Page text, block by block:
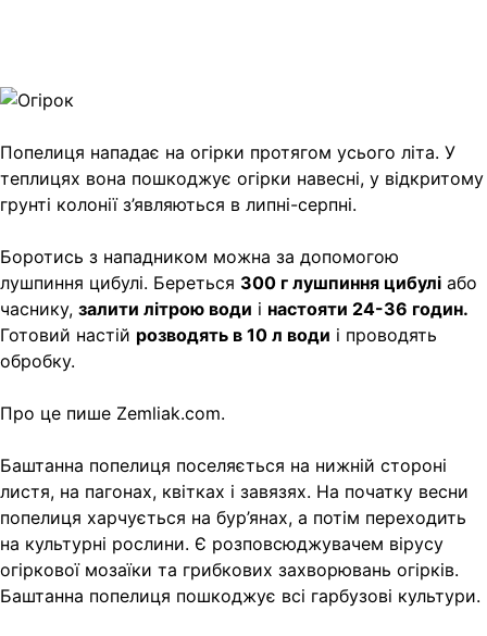
Link
Print
Попелиця нападає на огірки протягом усього літа. У
теплицях вона пошкоджує огірки навесні, у відкритому
грунті колонії з’являються в липні-серпні.
Боротись з нападником можна за допомогою
лушпиння цибулі. Береться 300 г лушпиння цибулі або
часнику, залити літрою води і настояти 24-36 годин.
Готовий настій розводять в 10 л води і проводять
обробку.
Про це пише Zemliak.com.
Баштанна попелиця поселяється на нижній стороні
листя, на пагонах, квітках і завязях. На початку весни
попелиця харчується на бур’янах, а потім переходить
на культурні рослини. Є розповсюджувачем вірусу
огіркової мозаїки та грибкових захворювань огірків.
Баштанна попелиця пошкоджує всі гарбузові культури.